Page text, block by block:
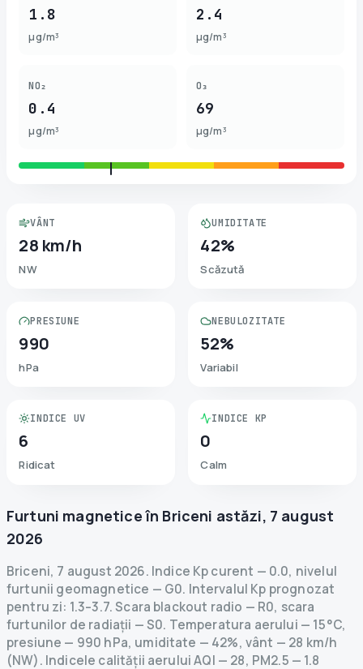
1.8
µg/m³
2.4
µg/m³
NO₂
0.4
µg/m³
O₃
69
µg/m³
VÂNT
28 km/h
NW
UMIDITATE
42%
Scăzută
PRESIUNE
990
hPa
NEBULOZITATE
52%
Variabil
INDICE UV
6
Ridicat
INDICE KP
0
Calm
Furtuni magnetice în Briceni astăzi, 7 august
2026
Briceni, 7 august 2026. Indice Kp curent — 0.0, nivelul
furtunii geomagnetice — G0. Intervalul Kp prognozat
pentru zi: 1.3–3.7. Scara blackout radio — R0, scara
furtunilor de radiații — S0. Temperatura aerului — 15°C,
presiune — 990 hPa, umiditate — 42%, vânt — 28 km/h
(NW). Indicele calității aerului AQI — 28, PM2.5 — 1.8